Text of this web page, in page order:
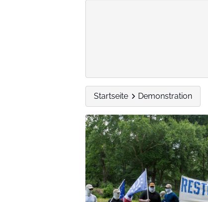
Startseite Demonstration